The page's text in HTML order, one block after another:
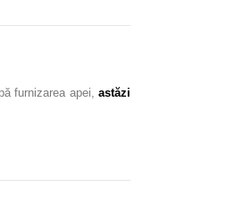
furnizarea apei,astăzi